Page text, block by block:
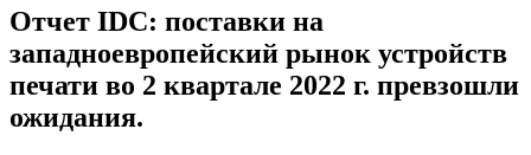
Отчет IDC: поставки на
западноевропейский рынок устройств
печати во 2 квартале 2022 г. превзошли
ожидания.